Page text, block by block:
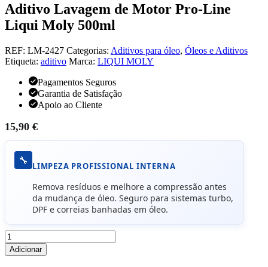
Aditivo Lavagem de Motor Pro-Line
Liqui Moly 500ml
REF: LM-2427 Categorias: Aditivos para óleo, Óleos e Aditivos
Etiqueta: aditivo Marca: LIQUI MOLY
Pagamentos Seguros
Garantia de Satisfação
Apoio ao Cliente
15,90 €
🔧 LIMPEZA PROFISSIONAL INTERNA
Remova resíduos e melhore a compressão antes
da mudança de óleo. Seguro para sistemas turbo,
DPF e correias banhadas em óleo.
Quantidade
de
Aditivo
Adicionar